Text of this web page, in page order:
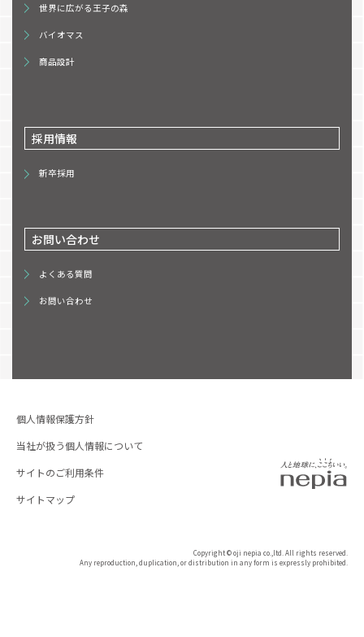
世界に広がる王子の森
バイオマス
商品設計
採用情報
新卒採用
お問い合わせ
よくある質問
お問い合わせ
個人情報保護方針
当社が扱う個人情報について
サイトのご利用条件
サイトマップ
Copyright © oji nepia co.,ltd. All rights reserved.
Any reproduction, duplication, or distribution in any form is expressly prohibited.